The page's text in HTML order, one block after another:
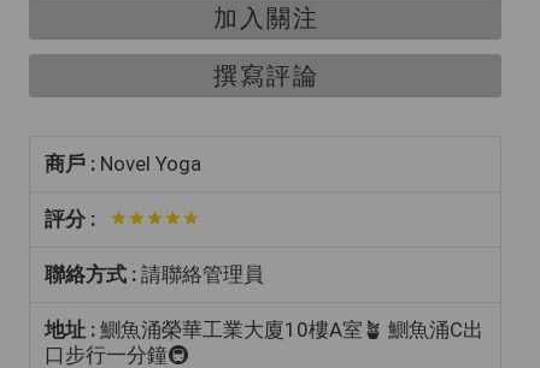
加入關注
撰寫評論
商戶 : Novel Yoga
評分 :
聯絡方式 : 請聯絡管理員
地址 : 鰂魚涌榮華工業大廈10樓A室🪴 鰂魚涌C出
口步行一分鐘🚇